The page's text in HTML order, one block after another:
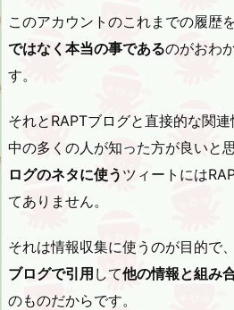
このアカウントのこれまでの履歴
ではなく本当の事であるのがおわ
す。
それとRAPTブログと直接的な関
中の多くの人が知った方が良いと
ログのネタに使う ツィートには
てありません。
それは情報収集に使うのが目的で
ブログで引用 して他の情報と組み
のものだからです。